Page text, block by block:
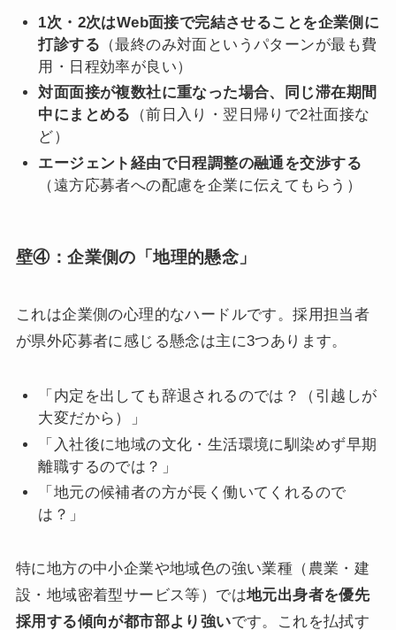
1次・2次はWeb面接で完結させることを企業側に
打診する （最終のみ対面というパターンが最も費
用・日程効率が良い）
対面面接が複数社に重なった場合、同じ滞在期間
中にまとめる （前日入り・翌日帰りで2社面接な
ど）
エージェント経由で日程調整の融通を交渉する
（遠方応募者への配慮を企業に伝えてもらう）
壁④：企業側の「地理的懸念」
これは企業側の心理的なハードルです。採用担当者
が県外応募者に感じる懸念は主に3つあります。
「内定を出しても辞退されるのでは？（引越しが
大変だから）」
「入社後に地域の文化・生活環境に馴染めず早期
離職するのでは？」
「地元の候補者の方が長く働いてくれるので
は？」
特に地方の中小企業や地域色の強い業種（農業・建
設・地域密着型サービス等）では地元出身者を優先
採用する傾向が都市部より強いです。これを払拭す